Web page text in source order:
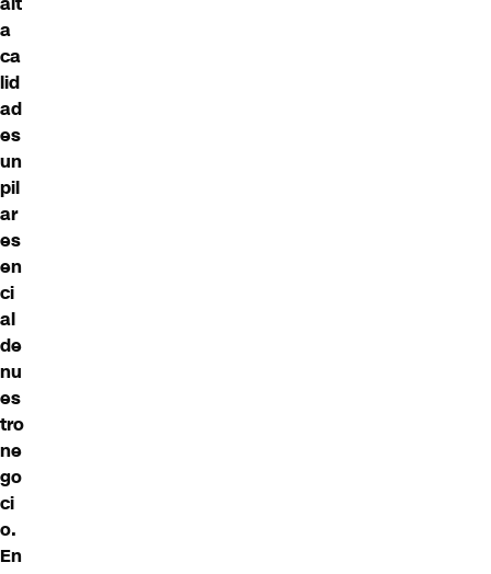
a
ca
lid
ad
es
un
pil
ar
es
en
ci
al
de
nu
es
tro
ne
go
ci
o.
En